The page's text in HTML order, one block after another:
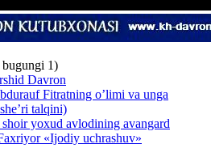
1)
Davron
Fitratning o’limi va unga
talqini)
yoxud avlodining avangard
«Ijodiy uchrashuv»